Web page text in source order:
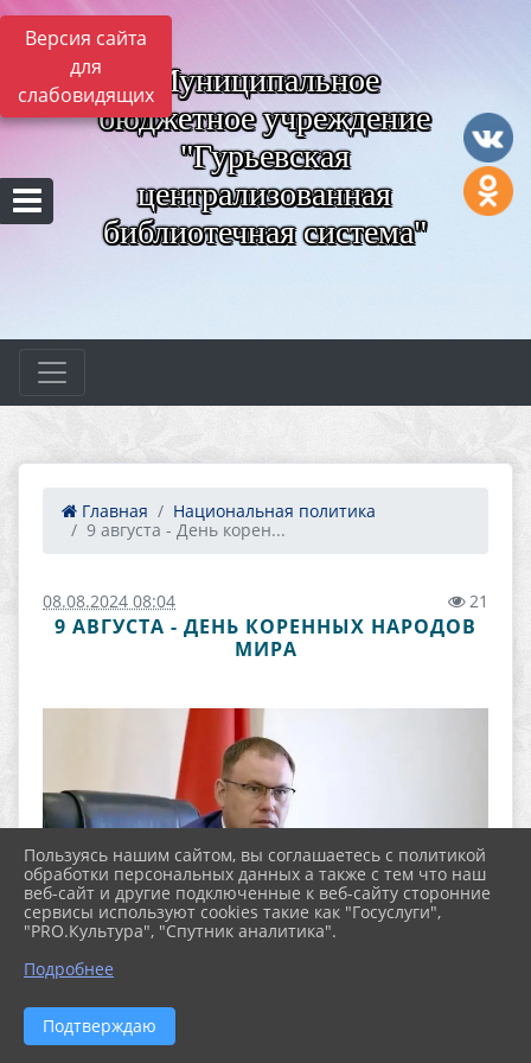
Версия сайта
для
слабовидящих Муниципальное
бюджетное учреждение
"Гурьевская
централизованная
библиотечная система"
Главная
Национальная политика
9 августа - День корен...
08.08.2024 08:04 21
9 АВГУСТА - ДЕНЬ КОРЕННЫХ НАРОДОВ
МИРА
Пользуясь нашим сайтом, вы соглашаетесь с политикой
обработки персональных данных а также с тем что наш
веб-сайт и другие подключенные к веб-сайту сторонние
сервисы используют cookies такие как "Госуслуги",
"PRO.Культура", "Спутник аналитика".
Подробнее
Подтверждаю